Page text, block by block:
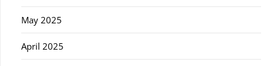
May 2025
April 2025